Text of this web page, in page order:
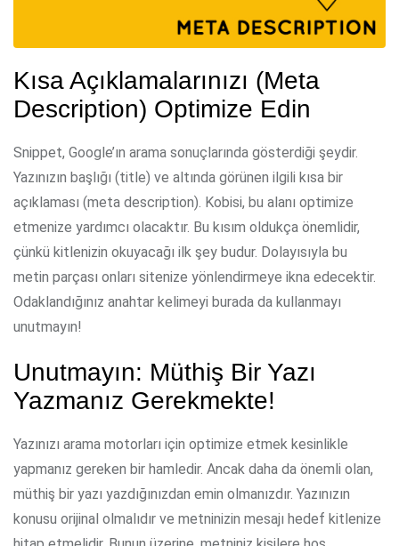
Kısa Açıklamalarınızı (Meta
Description) Optimize Edin
Snippet, Google’ın arama sonuçlarında gösterdiği şeydir.
Yazınızın başlığı (title) ve altında görünen ilgili kısa bir
açıklaması (meta description). Kobisi, bu alanı optimize
etmenize yardımcı olacaktır. Bu kısım oldukça önemlidir,
çünkü kitlenizin okuyacağı ilk şey budur. Dolayısıyla bu
metin parçası onları sitenize yönlendirmeye ikna edecektir.
Odaklandığınız anahtar kelimeyi burada da kullanmayı
unutmayın!
Unutmayın: Müthiş Bir Yazı
Yazmanız Gerekmekte!
Yazınızı arama motorları için optimize etmek kesinlikle
yapmanız gereken bir hamledir. Ancak daha da önemli olan,
müthiş bir yazı yazdığınızdan emin olmanızdır. Yazınızın
konusu orijinal olmalıdır ve metninizin mesajı hedef kitlenize